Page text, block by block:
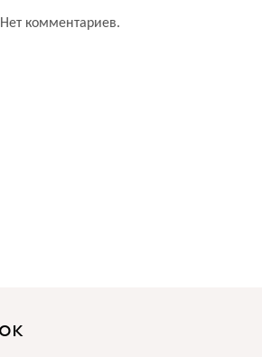
Нет комментариев.